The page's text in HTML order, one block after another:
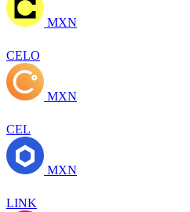
MXN
CELO
MXN
CEL
MXN
LINK